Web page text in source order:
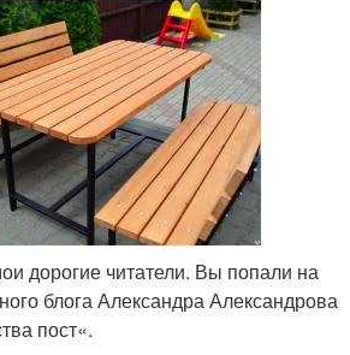
дорогие читатели. Вы попали на
блога Александра Александрова
пост«.